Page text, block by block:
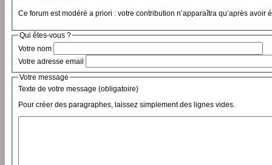
Ce forum est modéré a priori : votre contribution n’apparaîtra qu’après avoir
Qui êtes-vous ?
Votre nom
Votre adresse email
Votre message
Texte de votre message (obligatoire)
Pour créer des paragraphes, laissez simplement des lignes vides.